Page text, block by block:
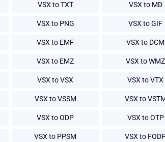
VSX to TXT VSX to MD
VSX to PNG VSX to GIF
VSX to EMF VSX to DCM
VSX to EMZ VSX to WMZ
VSX to VSX VSX to VTX
VSX to VSSM VSX to
VSX to ODP VSX to OTP
VSX to PPSM VSX to